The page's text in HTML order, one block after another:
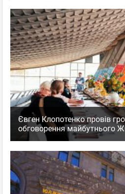
Євген Клопотенко провів
обговорення майбутнього